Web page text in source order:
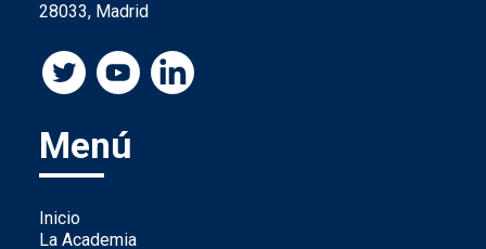
28033, Madrid
Menú
Inicio
La Academia